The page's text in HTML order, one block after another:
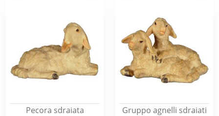
Pecora sdraiata Gruppo agnelli sdraiati